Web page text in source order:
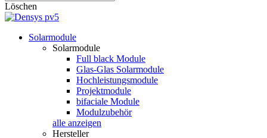
Löschen
Solarmodule
Solarmodule
Full black Module
Glas-Glas Solarmodule
Hochleistungsmodule
Projektmodule
bifaciale Module
Modulzubehör
alle anzeigen
Hersteller